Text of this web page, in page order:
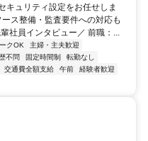
キュリティ設定をお任せしま
ス整備・監査要件への対応も
社員インタビュー／ 前職：...
クOK
主婦・主夫歓迎
不問 固定時間制
転勤なし
交通費全額支給 午前
経験者歓迎